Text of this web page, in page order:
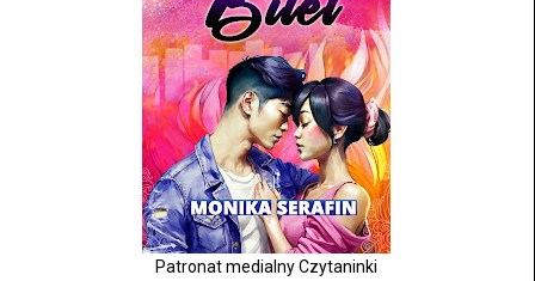
Patronat medialny Czytaninki